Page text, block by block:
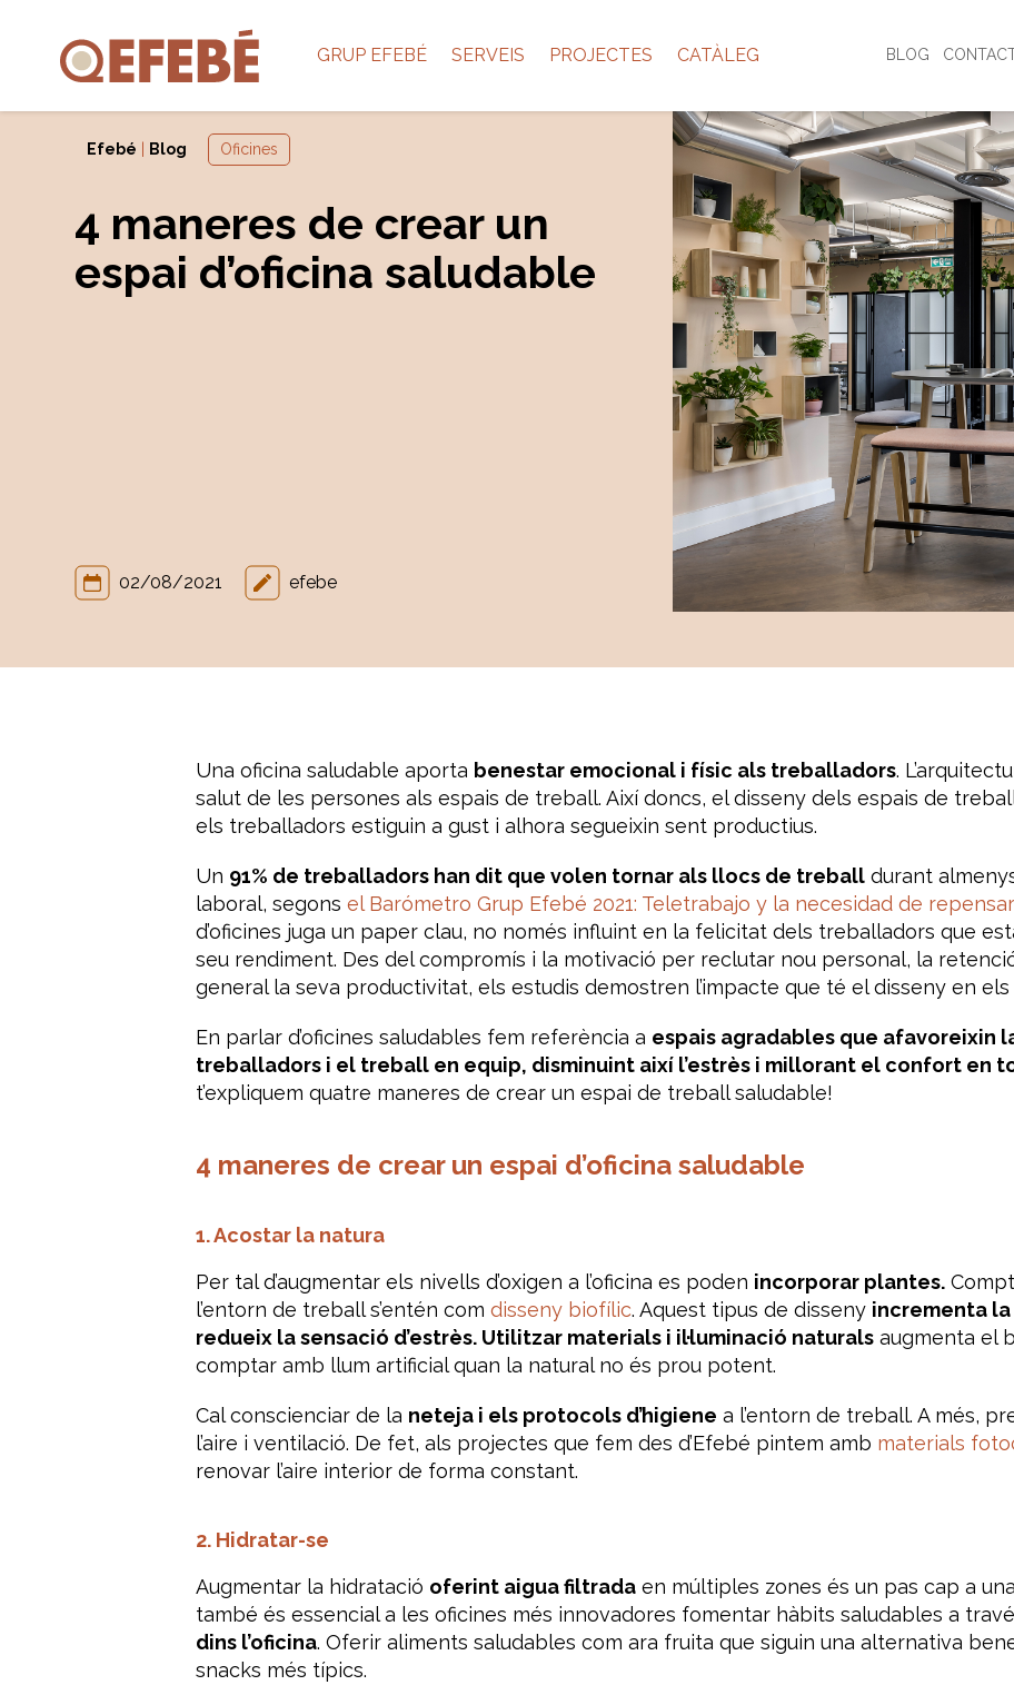
GRUP EFEBÉ SERVEIS PROJECTES CATÀLEG BLOG
Efebé Blog Oficines
4 maneres de crear un
espai d’oficina saludable
02/08/2021 efebe
Una oficina saludable aporta benestar emocional i físic als treballadors.
salut de les persones als espais de treball. Així doncs, el disseny dels espais de
els treballadors estiguin a gust i alhora segueixin sent productius.
Un 91% de treballadors han dit que volen tornar als llocs de treballdurant
laboral, segons el Barómetro Grup Efebé 2021: Teletrabajo y la necesidad de
d’oficines juga un paper clau, no només influint en la felicitat dels treballadors que
seu rendiment. Des del compromís i la motivació per reclutar nou personal, la
general la seva productivitat, els estudis demostren l’impacte que té el disseny en
En parlar d’oficines saludables fem referència a espais agradables que afavoreixin
treballadors i el treball en equip, disminuint així l’estrès i millorant el confort en
t’expliquem quatre maneres de crear un espai de treball saludable!
4 maneres de crear un espai d’oficina saludable
1. Acostar la natura
Per tal d’augmentar els nivells d’oxigen a l’oficina es poden incorporar plantes.
l’entorn de treball s’entén com disseny biofílic. Aquest tipus de disseny incrementa
redueix la sensació d’estrès. Utilitzar materials i il·luminació naturalsaugmenta el
comptar amb llum artificial quan la natural no és prou potent.
Cal conscienciar de la neteja i els protocols d’higiene a l’entorn de treball. A més,
l’aire i ventilació. De fet, als projectes que fem des d’Efebé pintem amb materials
renovar l’aire interior de forma constant.
2. Hidratar-se
Augmentar la hidratació oferint aigua filtradaen múltiples zones és un pas cap a
també és essencial a les oficines més innovadores fomentar hàbits saludables a
dins l’oficina. Oferir aliments saludables com ara fruita que siguin una alternativa
snacks més típics.